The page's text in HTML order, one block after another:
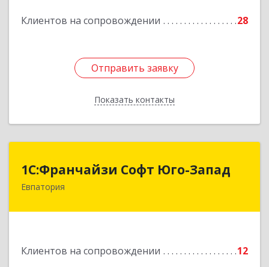
Клиентов на сопровождении 28
Отправить заявку
Показать контакты
Отправить заявку
Назад
1С:Франчайзи Софт Юго-Запад
Евпатория
Клиентов на сопровождении 12
1С:Франчайзи Софт Юго-Запад
297407, Крым Респ, Евпатория г, Победы пр-кт,